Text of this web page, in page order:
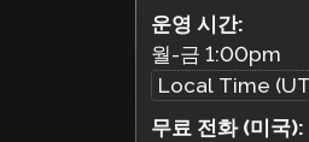
운영 시간:
월-금1:00pm
무료 전화 (미국):